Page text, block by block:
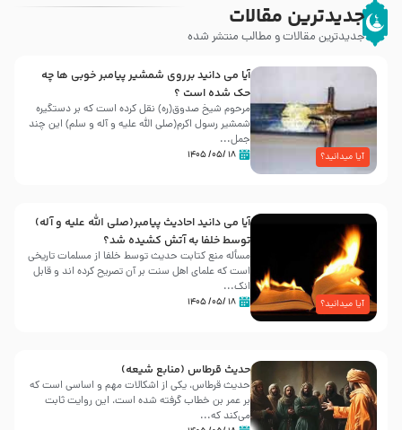
جدیدترین مقالات
جدیدترین مقالات و مطالب منتشر شده
آیا میدانید؟
آیا می دانید برروی شمشیر پیامبر خوبی ها چه
حک شده است ؟
مرحوم شیخ صدوق(ره) نقل کرده است که بر دستگیره
شمشیر رسول اکرم(صلی الله علیه و آله و سلم) این چند
جمل...
۱۸ /۰۵/ ۱۴۰۵
آیا میدانید؟
آیا می دانید احادیث پیامبر(صلی الله علیه و آله)
توسط خلفا به آتش کشیده شد؟
مسأله منع کتابت حدیث توسط خلفا از مسلمات تاریخی
است که علمای اهل سنت بر آن تصریح کرده اند و قابل
انک...
۱۸ /۰۵/ ۱۴۰۵
حدیث قرطاس (منابع شیعه)
حدیث قرطاس، یکی از اشکالات مهم و اساسی است که
بر عمر بن خطاب گرفته شده است، این روایت ثابت
می‌کند که...